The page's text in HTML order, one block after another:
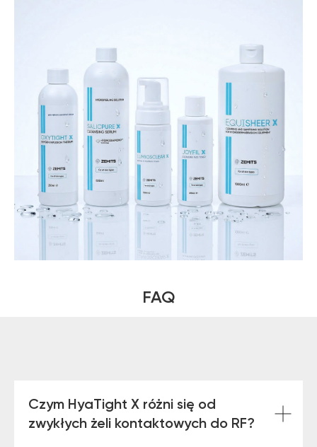
FAQ
Czym HyaTight X różni się od
zwykłych żeli kontaktowych do RF?
zemits.be
zemits.es
zemits.it
zemits.com
zemits.de
zemits.biz.tr
aestetyka.pl
© 2026 Zemits. Wszelkie prawa zastrzeżone
Szanowni Państwo informujemy, iż z dniem
01.04.2026 firma Newface Group Sp. z o.o. będzie